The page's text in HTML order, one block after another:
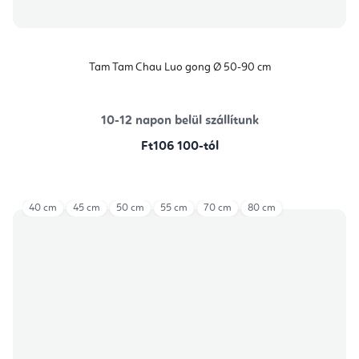
Tam Tam Chau Luo gong Ø 50-90 cm
10-12 napon belül szállítunk
Ft106 100-tól
40 cm 45 cm 50 cm 55 cm 70 cm 80 cm